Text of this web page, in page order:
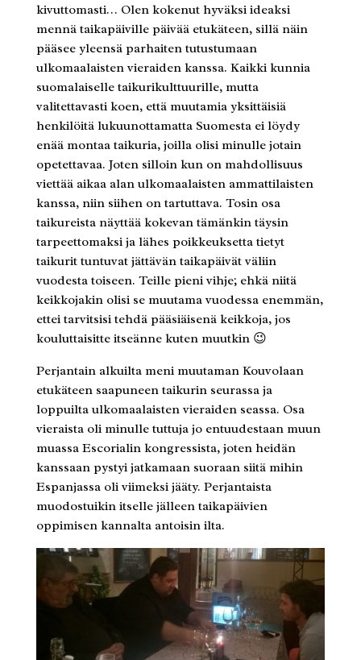
kivuttomasti… Olen kokenut hyväksi ideaksi
mennä taikapäiville päivää etukäteen, sillä näin
pääsee yleensä parhaiten tutustumaan
ulkomaalaisten vieraiden kanssa. Kaikki kunnia
suomalaiselle taikurikulttuurille, mutta
valitettavasti koen, että muutamia yksittäisiä
henkilöitä lukuunottamatta Suomesta ei löydy
enää montaa taikuria, joilla olisi minulle jotain
opetettavaa. Joten silloin kun on mahdollisuus
viettää aikaa alan ulkomaalaisten ammattilaisten
kanssa, niin siihen on tartuttava. Tosin osa
taikureista näyttää kokevan tämänkin täysin
tarpeettomaksi ja lähes poikkeuksetta tietyt
taikurit tuntuvat jättävän taikapäivät väliin
vuodesta toiseen. Teille pieni vihje; ehkä niitä
keikkojakin olisi se muutama vuodessa enemmän,
ettei tarvitsisi tehdä pääsiäisenä keikkoja, jos
kouluttaisitte itseänne kuten muutkin 😉
Perjantain alkuilta meni muutaman Kouvolaan
etukäteen saapuneen taikurin seurassa ja
loppuilta ulkomaalaisten vieraiden seassa. Osa
vieraista oli minulle tuttuja jo entuudestaan muun
muassa Escorialin kongressista, joten heidän
kanssaan pystyi jatkamaan suoraan siitä mihin
Espanjassa oli viimeksi jääty. Perjantaista
muodostuikin itselle jälleen taikapäivien
oppimisen kannalta antoisin ilta.